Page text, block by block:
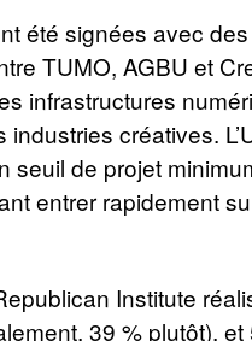
été signées avec
TUMO, AGBU et
infrastructures
créatives.
de projet
entrer rapidement
Institute
39 % plutôt),